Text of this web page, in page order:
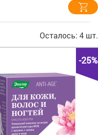
Осталось: 4 шт.
-25%